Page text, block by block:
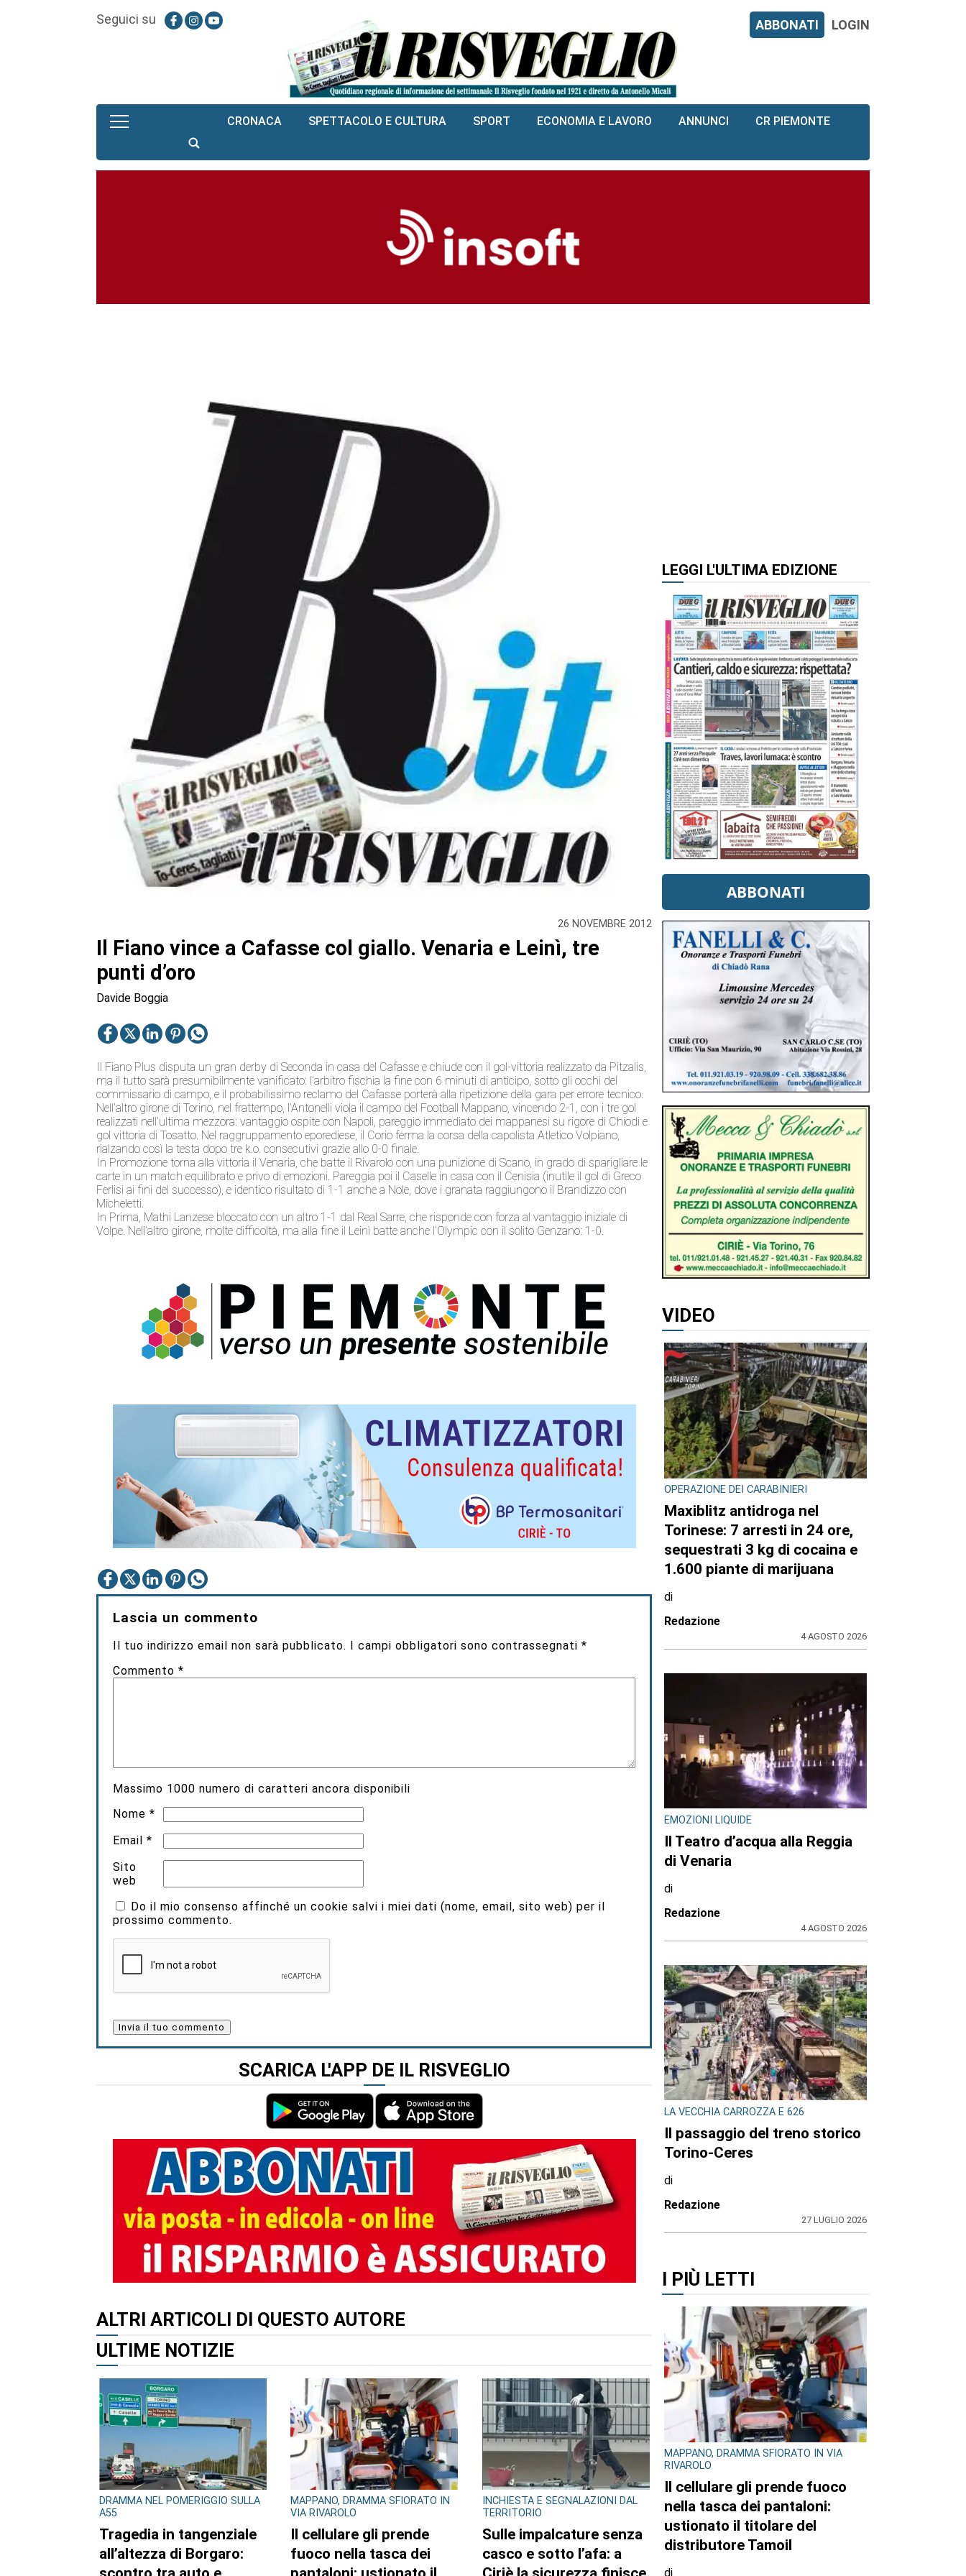
Seguici su ABBONATI LOGIN
CRONACA SPETTACOLO E CULTURA SPORT ECONOMIA E LAVORO ANNUNCI CR PIEMONTE
26 NOVEMBRE 2012
Il Fiano vince a Cafasse col giallo. Venaria e Leinì, tre
punti d’oro
Davide Boggia
Il Fiano Plus disputa un gran derby di Seconda in casa del Cafasse e chiude con il gol-vittoria realizzato da Pitzalis,
ma il tutto sarà presumibilmente vanificato: l’arbitro fischia la fine con 6 minuti di anticipo, sotto gli occhi del
commissario di campo, e il probabilissimo reclamo del Cafasse porterà alla ripetizione della gara per errore tecnico.
Nell’altro girone di Torino, nel frattempo, l’Antonelli viola il campo del Football Mappano, vincendo 2-1, con i tre gol
realizzati nell’ultima mezzora: vantaggio ospite con Napoli, pareggio immediato dei mappanesi su rigore di Chiodi e
gol vittoria di Tosatto. Nel raggruppamento eporediese, il Corio ferma la corsa della capolista Atletico Volpiano,
rialzando così la testa dopo tre k.o. consecutivi grazie allo 0-0 finale.
In Promozione torna alla vittoria il Venaria, che batte il Rivarolo con una punizione di Scano, in grado di sparigliare le
carte in un match equilibrato e privo di emozioni. Pareggia poi il Caselle in casa con il Cenisia (inutile il gol di Greco
Ferlisi ai fini del successo), e identico risultato di 1-1 anche a Nole, dove i granata raggiungono il Brandizzo con
Micheletti.
In Prima, Mathi Lanzese bloccato con un altro 1-1 dal Real Sarre, che risponde con forza al vantaggio iniziale di
Volpe. Nell’altro girone, molte difficoltà, ma alla fine il Leinì batte anche l’Olympic con il solito Genzano: 1-0.
Lascia un commento
Il tuo indirizzo email non sarà pubblicato. I campi obbligatori sono contrassegnati*
Commento*
Massimo 1000 numero di caratteri ancora disponibili
Nome*
Email*
Sito
web
Do il mio consenso affinché un cookie salvi i miei dati (nome, email, sito web) per il
prossimo commento.
SCARICA L'APP DE IL RISVEGLIO
ALTRI ARTICOLI DI QUESTO AUTORE
ULTIME NOTIZIE
DRAMMA NEL POMERIGGIO SULLA
A55
Tragedia in tangenziale
all’altezza di Borgaro:
MAPPANO, DRAMMA SFIORATO IN
VIA RIVAROLO
Il cellulare gli prende
fuoco nella tasca dei
INCHIESTA E SEGNALAZIONI DAL
TERRITORIO
Sulle impalcature senza
casco e sotto l’afa: a
LEGGI L'ULTIMA EDIZIONE
ABBONATI
VIDEO
OPERAZIONE DEI CARABINIERI
Maxiblitz antidroga nel
Torinese: 7 arresti in 24 ore,
sequestrati 3 kg di cocaina e
1.600 piante di marijuana
di
Redazione
4 AGOSTO 2026
EMOZIONI LIQUIDE
Il Teatro d’acqua alla Reggia
di Venaria
di
Redazione
4 AGOSTO 2026
LA VECCHIA CARROZZA E 626
Il passaggio del treno storico
Torino-Ceres
di
Redazione
27 LUGLIO 2026
I PIÙ LETTI
MAPPANO, DRAMMA SFIORATO IN VIA
RIVAROLO
Il cellulare gli prende fuoco
nella tasca dei pantaloni:
ustionato il titolare del
distributore Tamoil
di